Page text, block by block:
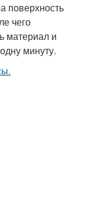
поверхность
чего
материал и
минуту.